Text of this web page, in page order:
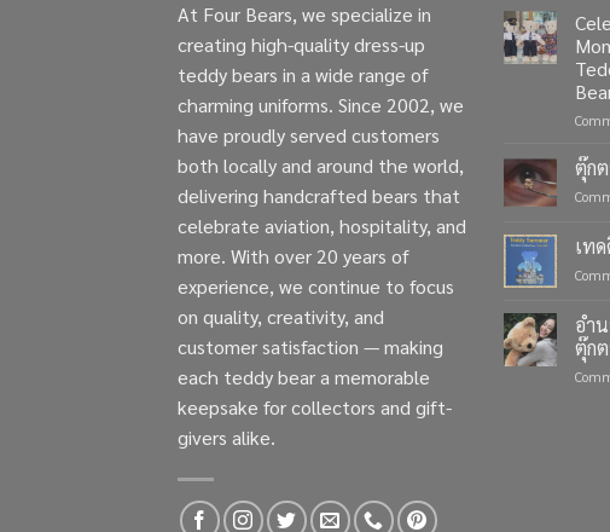
At Four Bears, we specialize in
creating high-quality dress-up
teddy bears in a wide range of
charming uniforms. Since 2002, we
have proudly served customers
both locally and around the world,
delivering handcrafted bears that
celebrate aviation, hospitality, and
more. With over 20 years of
experience, we continue to focus
on quality, creativity, and
customer satisfaction — making
each teddy bear a memorable
keepsake for collectors and gift-
givers alike.
ตุ๊ก
เท
อำ
ตุ๊ก